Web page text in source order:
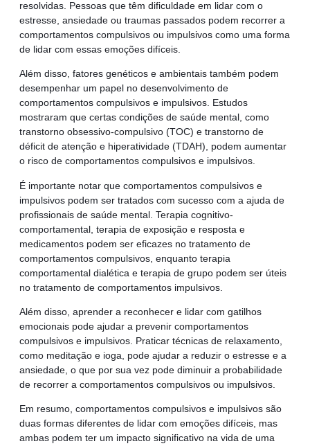
resolvidas. Pessoas que têm dificuldade em lidar com o
estresse, ansiedade ou traumas passados podem recorrer a
comportamentos compulsivos ou impulsivos como uma forma
de lidar com essas emoções difíceis.
Além disso, fatores genéticos e ambientais também podem
desempenhar um papel no desenvolvimento de
comportamentos compulsivos e impulsivos. Estudos
mostraram que certas condições de saúde mental, como
transtorno obsessivo-compulsivo (TOC) e transtorno de
déficit de atenção e hiperatividade (TDAH), podem aumentar
o risco de comportamentos compulsivos e impulsivos.
É importante notar que comportamentos compulsivos e
impulsivos podem ser tratados com sucesso com a ajuda de
profissionais de saúde mental. Terapia cognitivo-
comportamental, terapia de exposição e resposta e
medicamentos podem ser eficazes no tratamento de
comportamentos compulsivos, enquanto terapia
comportamental dialética e terapia de grupo podem ser úteis
no tratamento de comportamentos impulsivos.
Além disso, aprender a reconhecer e lidar com gatilhos
emocionais pode ajudar a prevenir comportamentos
compulsivos e impulsivos. Praticar técnicas de relaxamento,
como meditação e ioga, pode ajudar a reduzir o estresse e a
ansiedade, o que por sua vez pode diminuir a probabilidade
de recorrer a comportamentos compulsivos ou impulsivos.
Em resumo, comportamentos compulsivos e impulsivos são
duas formas diferentes de lidar com emoções difíceis, mas
ambas podem ter um impacto significativo na vida de uma